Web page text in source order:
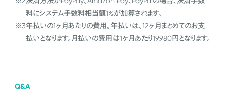
料にシステム手数料相当額1%が加算されます。
※3年払いの1ヶ月あたりの費用。年払いは、12ヶ月まとめてのお支
払いとなります。月払いの費用は1ヶ月あたり19,980円となります。
Q&A